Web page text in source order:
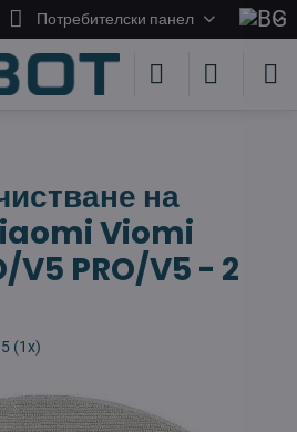
Потребителски панел
на
Viomi
V5 PRO/V5 - 2
5 (1x)